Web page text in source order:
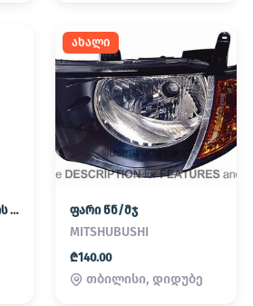
მინის საწმენდის წყლის ავზი
ახალი
ფარი წნ/მჯ
MITSHUBUSHI
₾140.00
თბილისი, დიდუბე